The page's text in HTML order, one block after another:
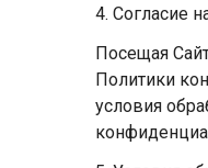
4. Согласие
Посещая
Политики
условия